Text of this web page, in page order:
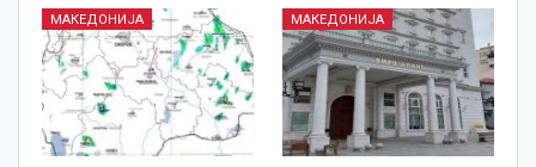
МАКЕДОНИЈА МАКЕДОНИЈА